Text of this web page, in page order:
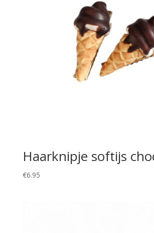
Haarknipje softijs
€6.95